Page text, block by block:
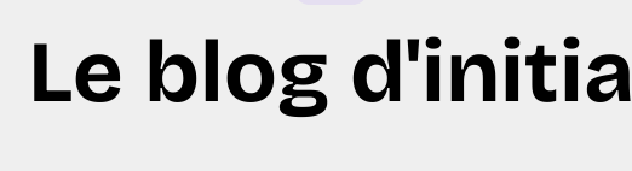
Le blog d'initia